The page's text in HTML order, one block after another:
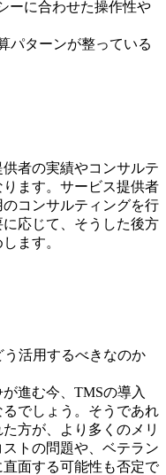
ーに合わせた操作性や
パターンが整っている
者の実績やコンサルテ
ます。サービス提供者
コンサルティングを行
応じて、そうした後方
ます。
活用するべきなのか
進む今、TMSの導入
でしょう。そうであれ
方が、より多くのメリ
トの問題や、ベテラン
面する可能性も否定で